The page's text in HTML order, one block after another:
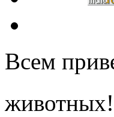
Всем
животных!